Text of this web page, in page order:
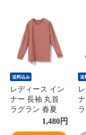
送料込み
レディース イン
ナー 長袖 丸首
ラグラン 春夏
UVカット 通気性
アウトドア アン
1,480円
送